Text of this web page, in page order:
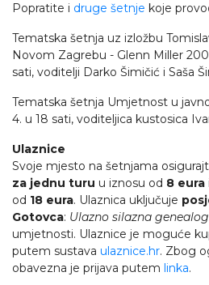
Popratite i druge šetnje koje
Tematska šetnja uz izložbu
Novom Zagrebu - Glenn Miller
sati, voditelji Darko Šimičić i Saša
Tematska šetnja Umjetnost u
4. u 18 sati, voditeljica kustosica
Ulaznice
Svoje mjesto na šetnjama
za jednu turu u iznosu od 8 eura
od 18 eura. Ulaznica uključuje
Gotovca: Ulazno silazna
umjetnosti. Ulaznice je moguće
putem sustava ulaznice.hr. Zbog
obavezna je prijava putem linka.